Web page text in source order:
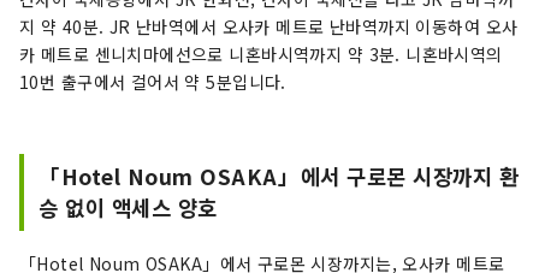
지 약 40분. JR 난바역에서 오사카 메트로 난바역까지 이동하여 오사
카 메트로 센니치마에선으로 니혼바시역까지 약 3분. 니혼바시역의
10번 출구에서 걸어서 약 5분입니다.
「Hotel Noum OSAKA」에서 구로몬 시장까지 환
승 없이 액세스 양호
「Hotel Noum OSAKA」에서 구로몬 시장까지는, 오사카 메트로